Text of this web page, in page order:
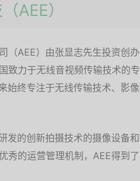
AEE）
（AEE）由张显志先生投资创
致力于无线音视频传输技术的
始终专注于无线传输技术、影
发的创新拍摄技术的摄像设备
秀的运营管理机制，AEE得到